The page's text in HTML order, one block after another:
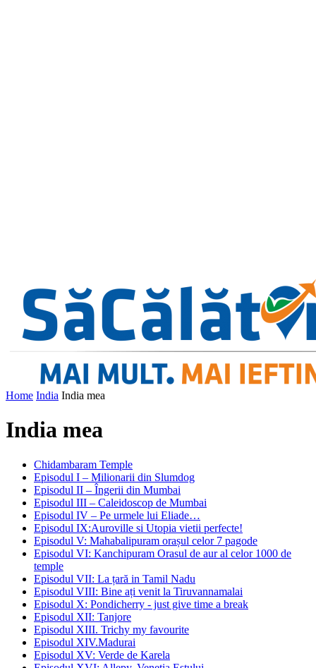
Home India India mea
India mea
Chidambaram Temple
Episodul I – Milionarii din Slumdog
Episodul II – Îngerii din Mumbai
Episodul III – Caleidoscop de Mumbai
Episodul IV – Pe urmele lui Eliade…
Episodul IX:Auroville si Utopia vietii perfecte!
Episodul V: Mahabalipuram orașul celor 7 pagode
Episodul VI: Kanchipuram Orasul de aur al celor 1000 de
temple
Episodul VII: La țară in Tamil Nadu
Episodul VIII: Bine ați venit la Tiruvannamalai
Episodul X: Pondicherry - just give time a break
Episodul XII: Tanjore
Episodul XIII. Trichy my favourite
Episodul XIV.Madurai
Episodul XV: Verde de Karela